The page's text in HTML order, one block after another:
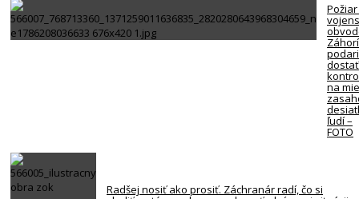
na
ľudí –
FOTO
Radšej nosiť ako prosiť. Záchranár radí, čo si